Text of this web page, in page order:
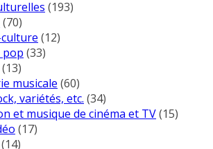
(193)
(70)
(12)
(33)
(13)
musicale (60)
variétés, etc. (34)
et musique de cinéma et TV(15)
(17)
(14)